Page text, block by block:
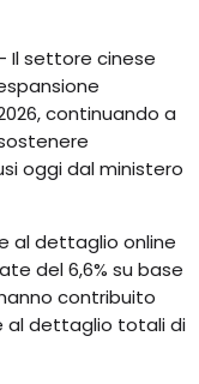
– Il settore cinese
continuando a
oggi dal ministero
al dettaglio online
del 6,6% su base
contribuito
al dettaglio totali di